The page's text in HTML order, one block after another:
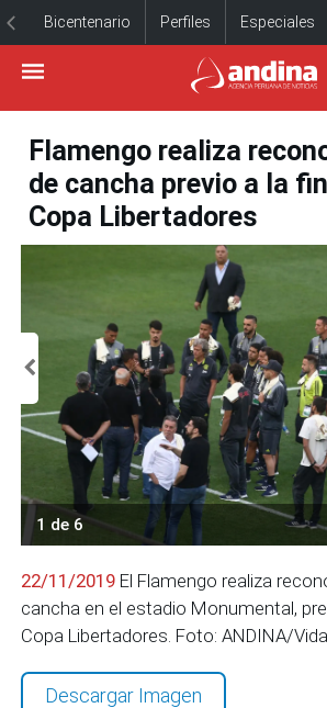
Bicentenario Perfiles Especiales
Flamengo realiza
de cancha previo a la
Copa Libertadores
1 de 6
22/11/2019 El Flamengo realiza
cancha en el estadio Monumental,
Copa Libertadores. Foto: ANDINA/
Descargar Imagen